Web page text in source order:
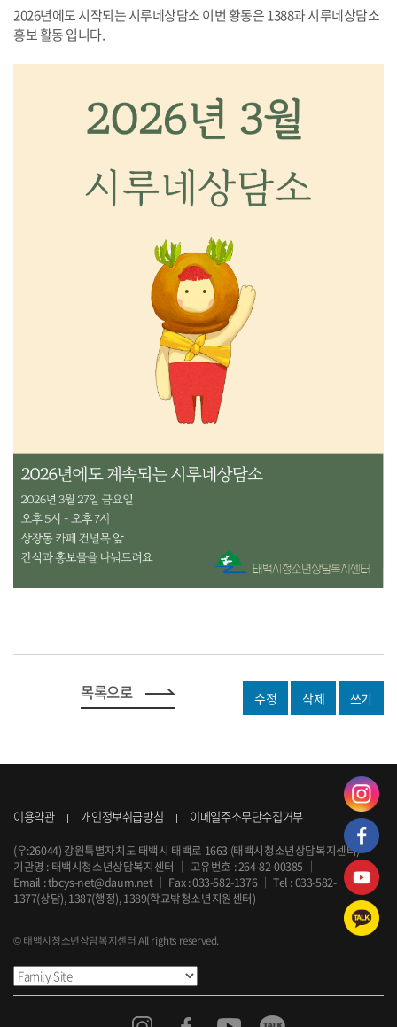
2026년에도 시작되는 시루네상담소 이번 황동은 1388과 시루네상담소
홍보 활동 입니다.
목록으로 수정 삭제 쓰기
이용약관 개인정보취급방침
이메일주소무단수집거부
(우:26044) 강원특별자치도 태백시 태백로 1663 (태백시청소년상담복지센터)
기관명 : 태백시청소년상담복지센터 ｜ 고유번호 : 264-82-00385 ｜
Email :tbcys-net@daum.net ｜ Fax : 033-582-1376｜Tel :033-582-
1377(상담), 1387(행정), 1389(학교밖청소년지원센터)
© 태백시청소년상담복지센터 All rights reserved.